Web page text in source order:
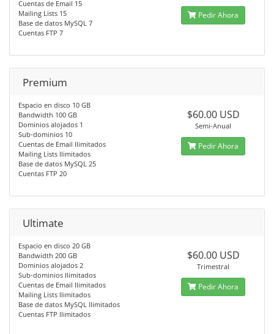
Cuentas de Email 15
Mailing Lists 15
Base de datos MySQL 7
Cuentas FTP 7
Pedir Ahora
Premium
Espacio en disco 10 GB
Bandwidth 100 GB
Dominios alojados 1
Sub-dominios 10
Cuentas de Email Ilimitados
Mailing Lists Ilimitados
Base de datos MySQL 25
Cuentas FTP 20
$60.00 USD
Semi-Anual
Pedir Ahora
Ultimate
Espacio en disco 20 GB
Bandwidth 200 GB
Dominios alojados 2
Sub-dominios Ilimitados
Cuentas de Email Ilimitados
Mailing Lists Ilimitados
Base de datos MySQL Ilimitados
Cuentas FTP Ilimitados
$60.00 USD
Trimestral
Pedir Ahora